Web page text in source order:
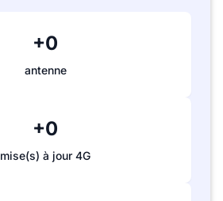
+0
antenne
+0
mise(s) à jour 4G